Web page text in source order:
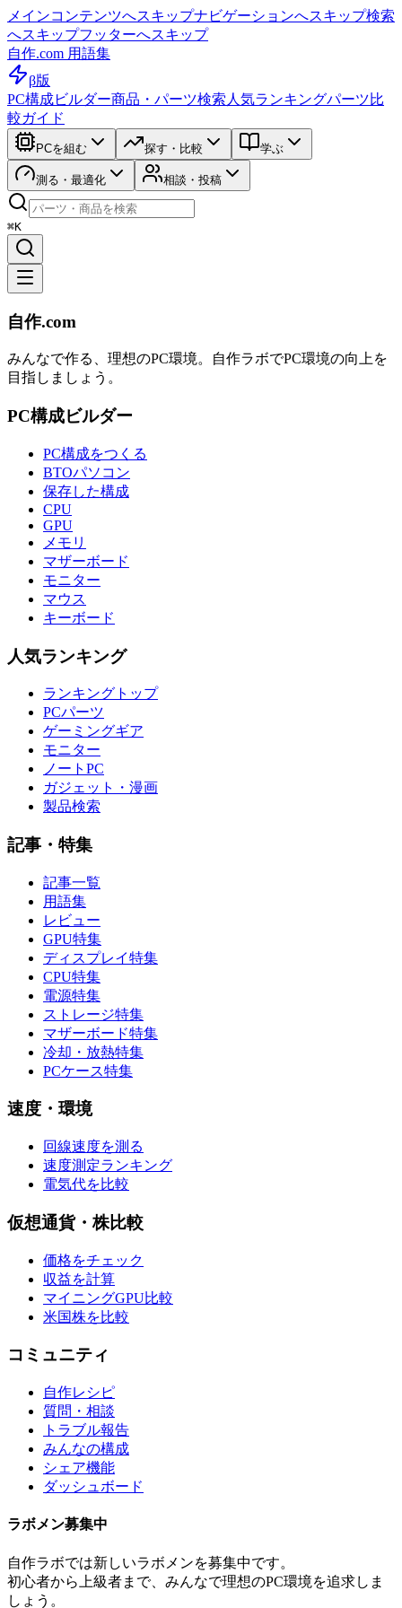
メインコンテンツへスキップナビゲーションへスキップ検索
へスキップフッターへスキップ
自作.com 用語集
β版
PC構成ビルダー商品・パーツ検索 人気ランキングパーツ比
較ガイド
PCを組む 探す・比較 学ぶ
測る・最適化 相談・投稿
⌘K
自作.com
みんなで作る、理想のPC環境。 自作ラボでPC環境の向上を
目指しましょう。
PC構成ビルダー
PC構成をつくる
BTOパソコン
保存した構成
CPU
GPU
メモリ
マザーボード
モニター
マウス
キーボード
人気ランキング
ランキングトップ
PCパーツ
ゲーミングギア
モニター
ノートPC
ガジェット・漫画
製品検索
記事・特集
記事一覧
用語集
レビュー
GPU特集
ディスプレイ特集
CPU特集
電源特集
ストレージ特集
マザーボード特集
冷却・放熱特集
PCケース特集
速度・環境
回線速度を測る
速度測定ランキング
電気代を比較
仮想通貨・株比較
価格をチェック
収益を計算
マイニングGPU比較
米国株を比較
コミュニティ
自作レシピ
質問・相談
トラブル報告
みんなの構成
シェア機能
ダッシュボード
ラボメン募集中
自作ラボでは新しいラボメンを募集中です。
初心者から上級者まで、みんなで理想のPC環境を追求しま
しょう。